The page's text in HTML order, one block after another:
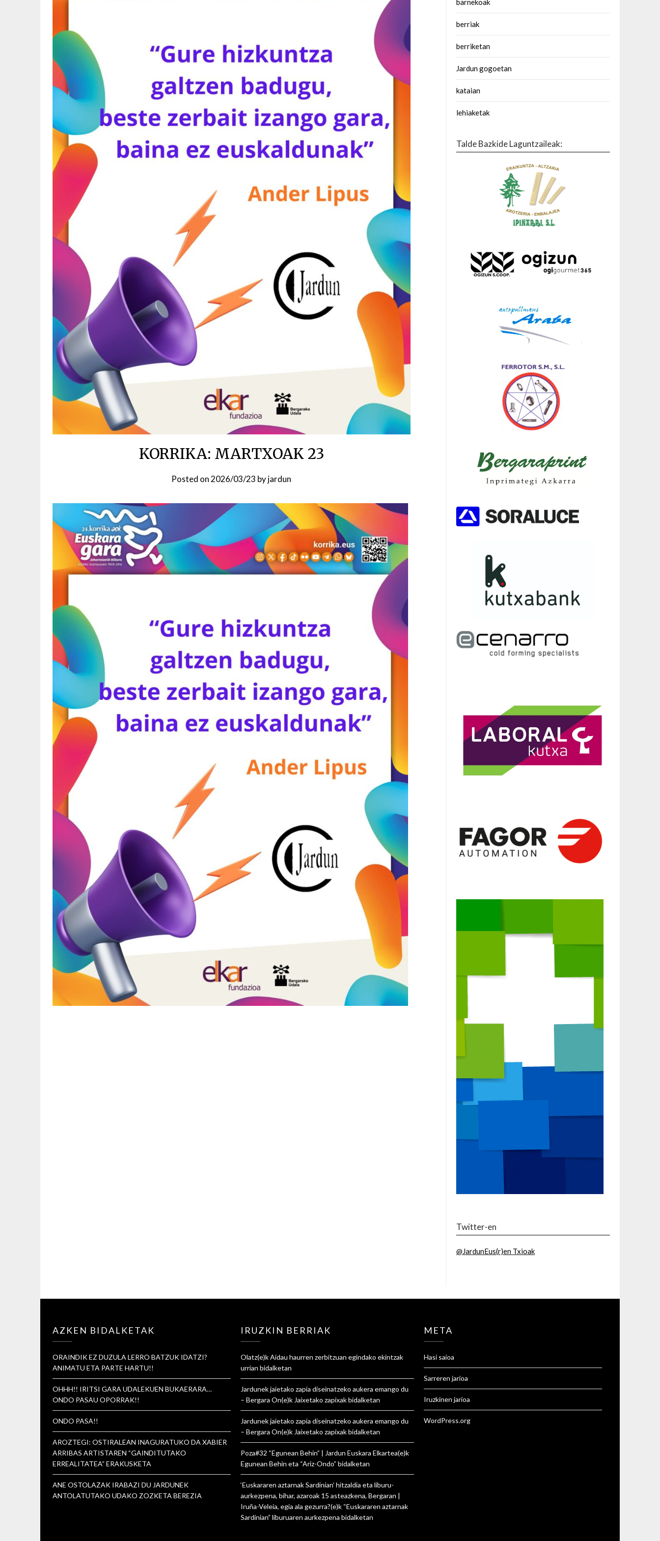
KORRIKA: MARTXOAK 23
Posted on 2026/03/23 byjardun
barnekoak
berriak
berriketan
Jardun gogoetan
kataian
lehiaketak
Talde Bazkide Laguntzaileak:
Twitter-en
@JardunEus(r)en Txioak
AZKEN BIDALKETAK
ORAINDIK EZ DUZULA LERRO BATZUK IDATZI?
ANIMATU ETA PARTE HARTU!!
OHHH!! IRITSI GARA UDALEKUEN BUKAERARA…
ONDO PASAU OPORRAK!!
ONDO PASA!!
AROZTEGI: OSTIRALEAN INAGURATUKO DA XABIER
ARRIBAS ARTISTAREN “GAINDITUTAKO
ERREALITATEA” ERAKUSKETA
ANE OSTOLAZAK IRABAZI DU JARDUNEK
ANTOLATUTAKO UDAKO ZOZKETA BEREZIA
IRUZKIN BERRIAK
Olatz(e)kAidau haurren zerbitzuan egindako ekintzak
urrian bidalketan
Jardunek jaietako zapia diseinatzeko aukera emango du
– Bergara On(e)k Jaixetako zapixakbidalketan
Jardunek jaietako zapia diseinatzeko aukera emango du
– Bergara On(e)k Jaixetako zapixakbidalketan
Poza#32 “Egunean Behin” | Jardun Euskara Elkartea(e)k
Egunean Behin eta “Ariz-Ondo” bidalketan
‘Euskararen aztarnak Sardinian’ hitzaldia eta liburu-
aurkezpena, bihar, azaroak 15 asteazkena, Bergaran |
Iruña-Veleia, egia ala gezurra?(e)k “Euskararen aztarnak
Sardinian” liburuaren aurkezpena bidalketan
META
Hasi saioa
Sarreren jarioa
Iruzkinen jarioa
WordPress.org